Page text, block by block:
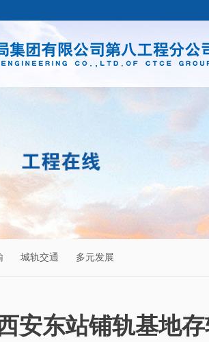
城轨交通 多元发展
安东站铺轨基地